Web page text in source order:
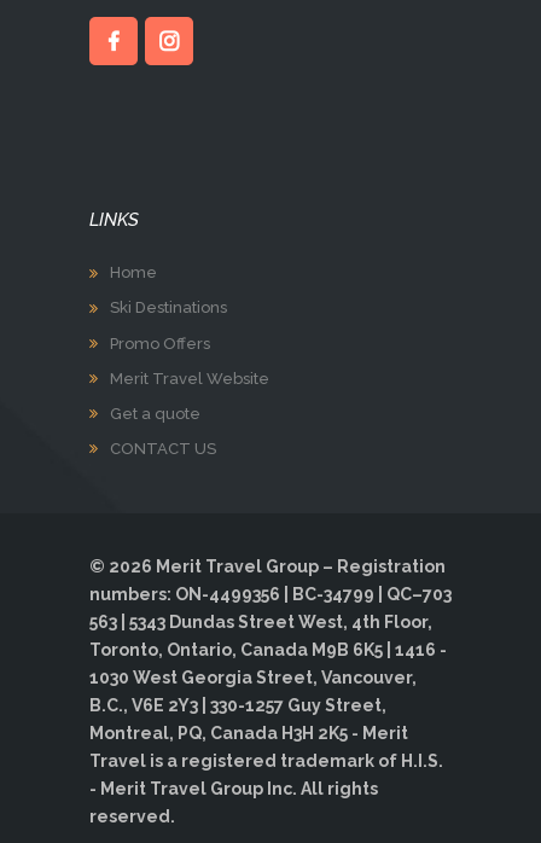
LINKS
Home
Ski Destinations
Promo Offers
Merit Travel Website
Get a quote
CONTACT US
© 2026 Merit Travel Group – Registration
numbers: ON-4499356 | BC-34799 | QC–703
563 | 5343 Dundas Street West, 4th Floor,
Toronto, Ontario, Canada M9B 6K5 | 1416 -
1030 West Georgia Street, Vancouver,
B.C., V6E 2Y3 | 330-1257 Guy Street,
Montreal, PQ, Canada H3H 2K5 - Merit
Travel is a registered trademark of H.I.S.
- Merit Travel Group Inc. All rights
reserved.